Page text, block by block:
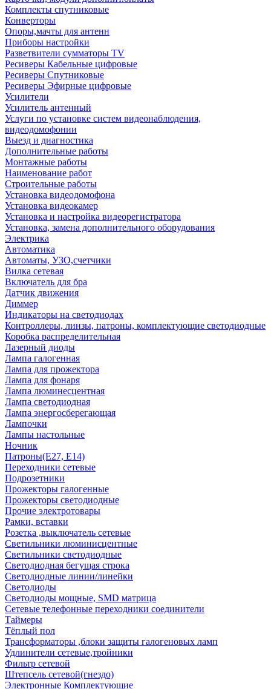
Комплекты спутниковые
Конверторы
Опоры,мачты для антенн
Приборы настройки
Разветвители сумматоры TV
Ресиверы Кабельные цифровые
Ресиверы Спутниковые
Ресиверы Эфирные цифровые
Усилители
Усилитель антенный
Услуги по установке систем видеонаблюдения,
видеодомофонии
Выезд и диагностика
Дополнительные работы
Монтажные работы
Наименование работ
Строительные работы
Установка видеодомофона
Установка видеокамер
Установка и настройка видеорегистратора
Установка, замена дополнительного оборудования
Электрика
Автоматика
Автоматы, УЗО,счетчики
Вилка сетевая
Включатель для бра
Датчик движения
Диммер
Индикаторы на светодиодах
Контроллеры, линзы, патроны, комплектующие светодиодные
Коробка распределительная
Лазерный диоды
Лампа галогенная
Лампа для прожектора
Лампа для фонаря
Лампа люминесцентная
Лампа светодиодная
Лампа энергосберегающая
Лампочки
Лампы настольные
Ночник
Патроны(Е27, Е14)
Переходники сетевые
Подрозетники
Прожекторы галогенные
Прожекторы светодиодные
Прочие электротовары
Рамки, вставки
Розетка ,выключатель сетевые
Светильники люминисцентные
Светильники светодиодные
Светодиодная бегущая строка
Светодиодные линии/линейки
Светодиоды
Светодиоды мощные, SMD матрица
Сетевые телефонные переходники соединители
Таймеры
Тёплый пол
Трансформаторы ,блоки защиты галогеновых ламп
Удлинители сетевые,тройники
Фильтр сетевой
Штепсель сетевой(гнездо)
Электронные Комплектующие